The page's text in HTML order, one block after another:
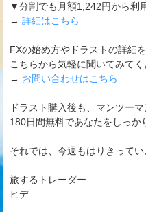
▼分割でも月額1,242円から利
→詳細はこちら
FXの始め方やドラストの詳細
こちらから気軽に聞いてみてく
→ お問い合わせはこちら
ドラスト購入後も、マンツー
180日間無料であなたをしっか
それでは、今週もはりきってい
旅するトレーダー
ヒデ